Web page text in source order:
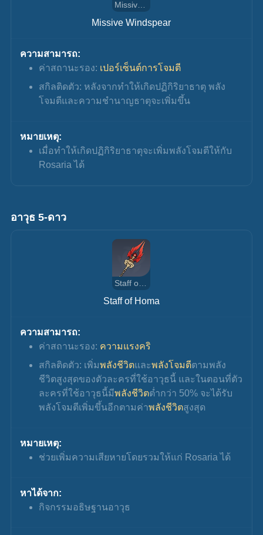
Missive Windspear
Missive Windspear
ความสามารถ:
ค่าสถานะรอง: เปอร์เซ็นต์การโจมตี
สกิลติดตัว: หลังจากทำให้เกิดปฏิกิริยาธาตุ พลัง
โจมตีและความชำนาญธาตุจะเพิ่มขึ้น
หมายเหตุ:
เมื่อทำให้เกิดปฏิกิริยาธาตุจะเพิ่มพลังโจมตีให้กับ
Rosaria ได้
อาวุธ 5-ดาว
Staff of Homa
Staff of Homa
ความสามารถ:
ค่าสถานะรอง: ความแรงคริ
สกิลติดตัว: เพิ่มพลังชีวิตและพลังโจมตีตามพลัง
ชีวิตสูงสุดของตัวละครที่ใช้อาวุธนี้ และในตอนที่ตัว
ละครที่ใช้อาวุธนี้มีพลังชีวิตต่ำกว่า 50% จะได้รับ
พลังโจมตีเพิ่มขึ้นอีกตามค่าพลังชีวิตสูงสุด
หมายเหตุ:
ช่วยเพิ่มความเสียหายโดยรวมให้แก่ Rosaria ได้
หาได้จาก:
กิจกรรมอธิษฐานอาวุธ